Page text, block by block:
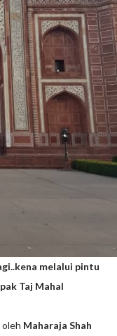
melalui pintu
Taj Mahal
oleh Maharaja Shah